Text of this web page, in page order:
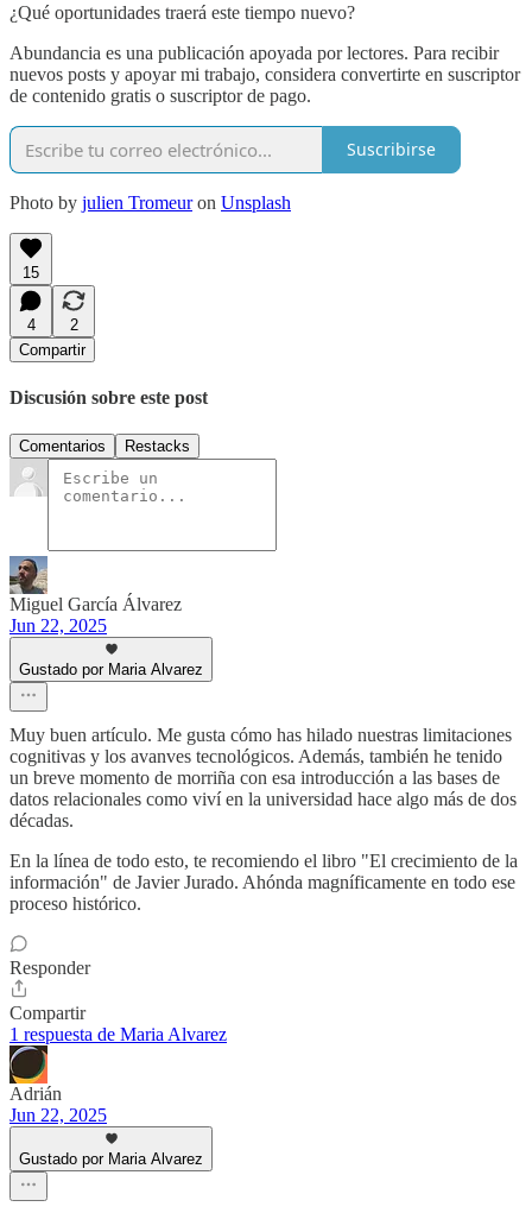
¿Qué oportunidades traerá este tiempo nuevo?
Abundancia es una publicación apoyada por lectores. Para recibir
nuevos posts y apoyar mi trabajo, considera convertirte en suscriptor
de contenido gratis o suscriptor de pago.
Suscribirse
Photo by julien Tromeuron Unsplash
15
4
2
Compartir
Discusión sobre este post
Comentarios Restacks
Miguel García Álvarez
Jun 22, 2025
Gustado por Maria Alvarez
Muy buen artículo. Me gusta cómo has hilado nuestras limitaciones
cognitivas y los avanves tecnológicos. Además, también he tenido
un breve momento de morriña con esa introducción a las bases de
datos relacionales como viví en la universidad hace algo más de dos
décadas.
En la línea de todo esto, te recomiendo el libro "El crecimiento de la
información" de Javier Jurado. Ahónda magníficamente en todo ese
proceso histórico.
Responder
Compartir
1 respuesta de Maria Alvarez
Adrián
Jun 22, 2025
Gustado por Maria Alvarez